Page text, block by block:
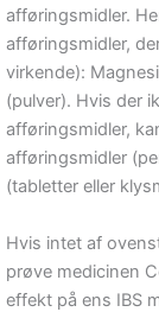
afføringsmidler.
afføringsmidler,
virkende):
(pulver). Hvis der
afføringsmidler,
afføringsmidler
(tabletter eller
Hvis intet af
prøve medicinen
effekt på ens IBS